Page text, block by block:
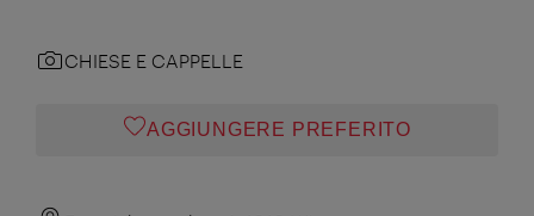
CHIESE E CAPPELLE
AGGIUNGERE PREFERITO